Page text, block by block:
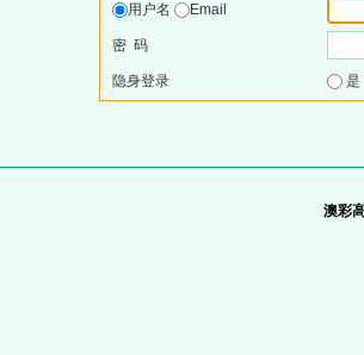
用户名
Email
密 码
隐身登录
澳彩